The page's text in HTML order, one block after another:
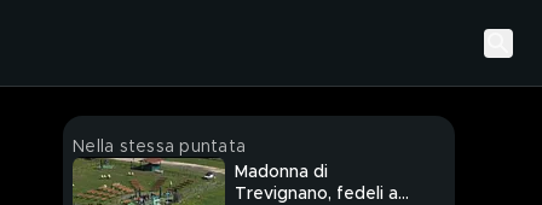
Nella stessa puntata
Madonna di
Trevignano, fedeli a